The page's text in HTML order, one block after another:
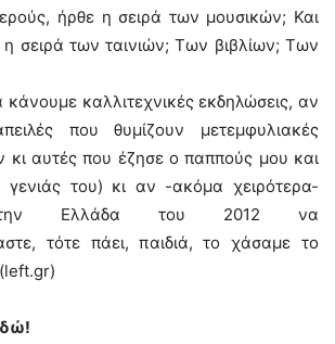
ήρθε η σειρά των μουσικών; Και
η σειρά των ταινιών; Των βιβλίων; Των
καλλιτεχνικές εκδηλώσεις, αν
που θυμίζουν μετεμφυλιακές
κι αυτές που έζησε ο παππούς μου και
γενιάς του) κι αν -ακόμα χειρότερα-
Ελλάδα του 2012 να
τότε πάει, παιδιά, το χάσαμε το